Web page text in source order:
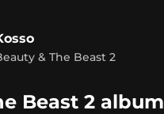
& The Beast 2
Beast 2 album